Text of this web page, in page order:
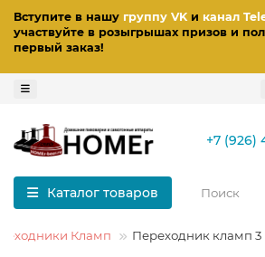
Вступите в нашу группу VKи канал
участвуйте в розыгрышах призов и
первый заказ!
+7 (926)
Каталог товаров
Кламп Переходник кламп